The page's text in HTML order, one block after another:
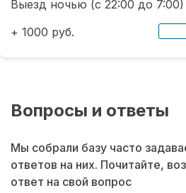
Выезд ночью (с 22:00 до 7:00)
+ 1000 руб.
Вопросы и ответы
Мы собрали базу часто
ответов на них. Почитайте,
ответ на свой вопрос